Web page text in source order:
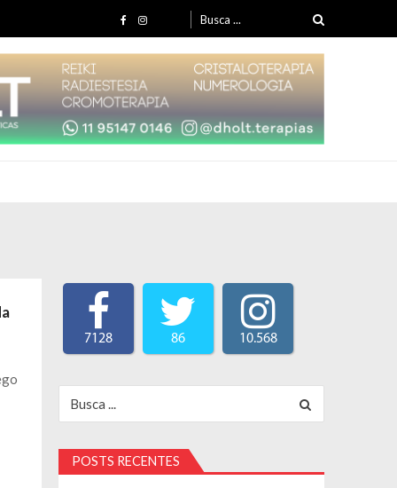
Search for:
7128 86 10.568
POSTS RECENTES